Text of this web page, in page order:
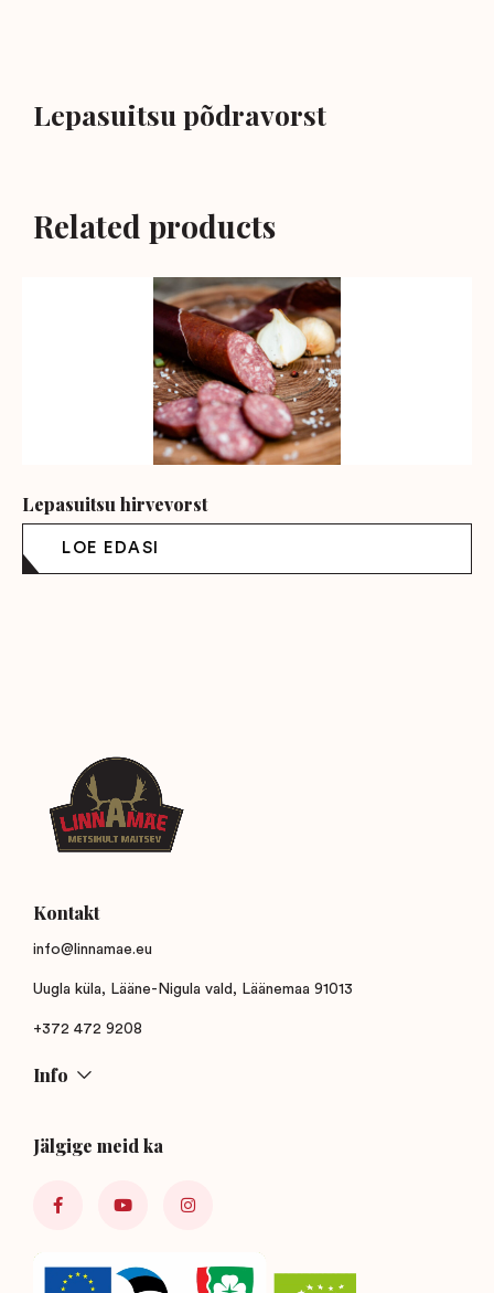
Lepasuitsu põdravorst
Related products
Lepasuitsu hirvevorst
Kontakt
info@linnamae.eu
Uugla küla, Lääne-Nigula vald, Läänemaa 91013
+372 472 9208
Info
Jälgige meid ka